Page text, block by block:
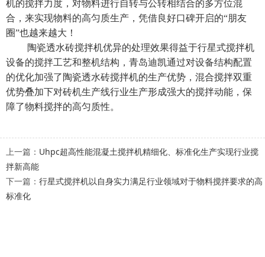
机的搅拌力度，对物料进行自转与公转相结合的多方位混
合，来实现物料的高匀质生产，凭借良好口碑开启的“朋友
圈”也越来越大！
陶瓷透水砖搅拌机优异的处理效果得益于行星式搅拌机
设备的搅拌工艺和整机结构，青岛迪凯通过对设备结构配置
的优化加强了陶瓷透水砖搅拌机的生产优势，混合搅拌双重
优势叠加下对砖机生产线行业生产形成强大的搅拌动能，保
障了物料搅拌的高匀质性。
上一篇： Uhpc超高性能混凝土搅拌机精细化、标准化生产实现行业搅
拌新高能
下一篇： 行星式搅拌机以自身实力满足行业领域对于物料搅拌要求的高
标准化